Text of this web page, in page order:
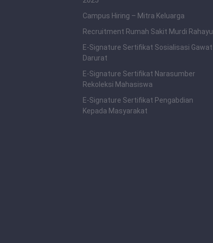
Campus Hiring – Mitra Keluarga
Recruitment Rumah Sakit Murdi Rahayu
E-Signature Sertifikat Sosialisasi Gawat
Darurat
E-Signature Sertifikat Narasumber
Rekoleksi Mahasiswa
E-Signature Sertifikat Pengabdian
Kepada Masyarakat